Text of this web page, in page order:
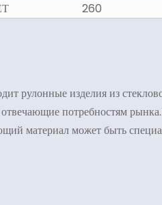
260
рулонные изделия из
потребностям
материал может быть